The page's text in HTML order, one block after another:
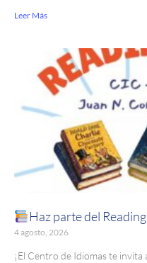
Leer Más
Haz parte del
4 agosto, 2026
¡El Centro de Idiomas te invita